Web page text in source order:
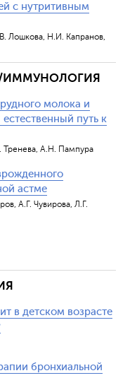
с нутритивным
Лошкова, Н.И. Капранов,
ИММУНОЛОГИЯ
молока и
путь к
А.Н. Пампура
астме
А.Г. Чувирова, Л.Г.
в детском возрасте
бронхиальной